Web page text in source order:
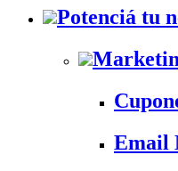
Potenciá tu
Email